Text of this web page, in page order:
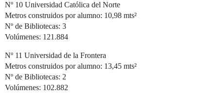
Nº 10 Universidad Católica del Norte
Metros construidos por alumno: 10,98 mts²
Nº de Bibliotecas: 3
Volúmenes: 121.884
Nº 11 Universidad de la Frontera
Metros construidos por alumno: 13,45 mts²
Nº de Bibliotecas: 2
Volúmenes: 102.882